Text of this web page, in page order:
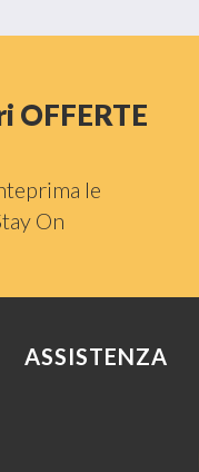
le
On
ASSISTENZA